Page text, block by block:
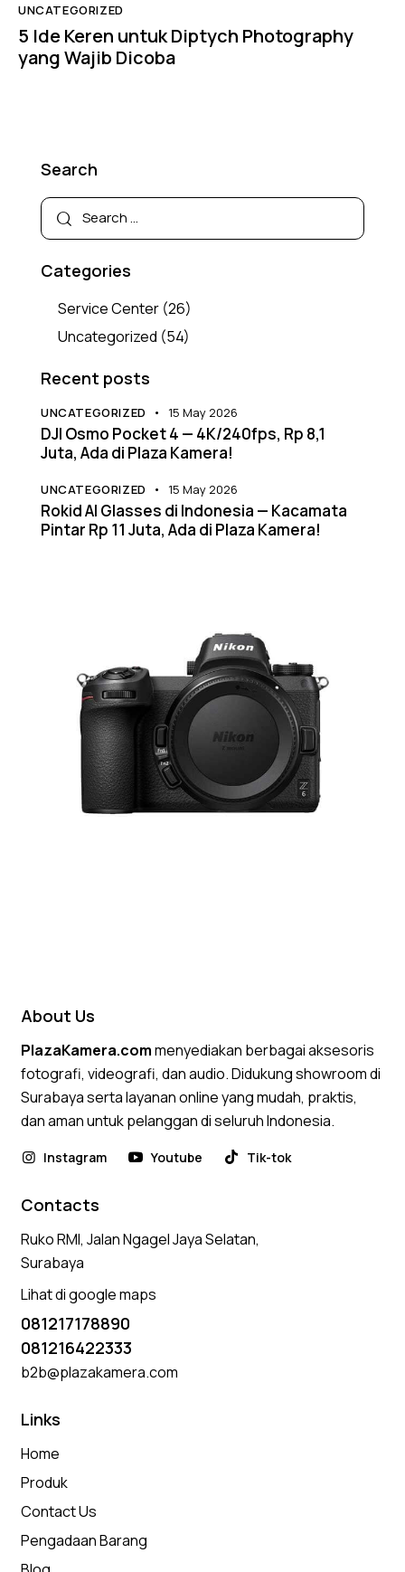
UNCATEGORIZED
5 Ide Keren untuk Diptych Photography
yang Wajib Dicoba
Search
Categories
Service Center (26)
Uncategorized (54)
Recent posts
UNCATEGORIZED 15 May 2026
DJI Osmo Pocket 4 — 4K/240fps, Rp 8,1
Juta, Ada di Plaza Kamera!
UNCATEGORIZED 15 May 2026
Rokid AI Glasses di Indonesia — Kacamata
Pintar Rp 11 Juta, Ada di Plaza Kamera!
About Us
PlazaKamera.commenyediakan berbagai aksesoris
fotografi, videografi, dan audio. Didukung showroom di
Surabaya serta layanan online yang mudah, praktis,
dan aman untuk pelanggan di seluruh Indonesia.
Instagram Youtube Tik-tok
Contacts
Ruko RMI, Jalan Ngagel Jaya Selatan,
Surabaya
Lihat di google maps
081217178890
081216422333
b2b@plazakamera.com
Links
Home
Produk
Contact Us
Pengadaan Barang